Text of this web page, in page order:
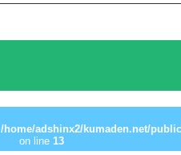
/home/adshinx2/kumaden.net/
on line 13